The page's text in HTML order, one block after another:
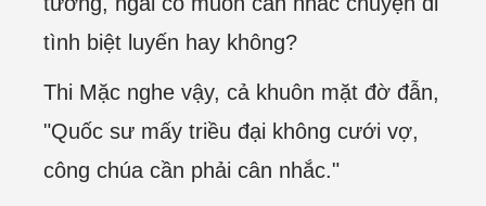
tình biệt luyến hay không?
Thi Mặc nghe vậy, cả khuôn mặt đờ đẫn,
"Quốc sư mấy triều đại không cưới vợ,
công chúa cần phải cân nhắc."